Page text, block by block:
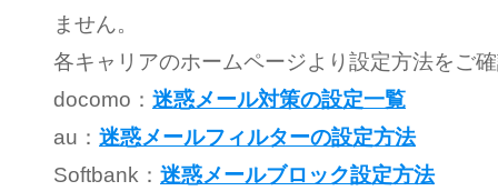
ません。
各キャリアのホームページより設定方法をご
docomo： 迷惑メール対策の設定一覧
au： 迷惑メールフィルターの設定方法
Softbank： 迷惑メールブロック設定方法